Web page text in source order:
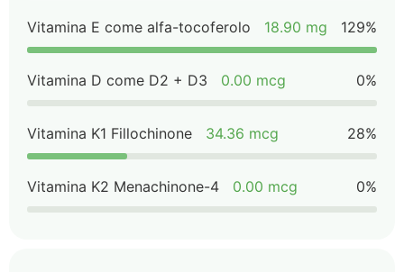
Vitamina E come alfa-tocoferolo 18.90 mg 129%
Vitamina D come D2 + D3 0.00 mcg 0%
Vitamina K1 Fillochinone 34.36 mcg 28%
Vitamina K2 Menachinone-4 0.00 mcg 0%